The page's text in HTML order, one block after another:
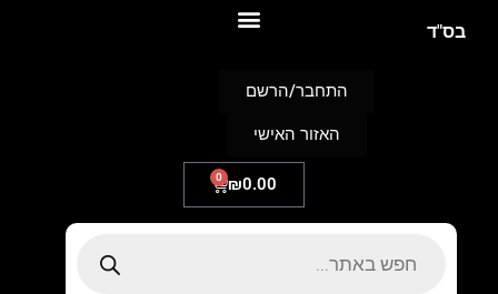
בס"ד
₪0.00
0
התחבר/הרשם
האזור האישי